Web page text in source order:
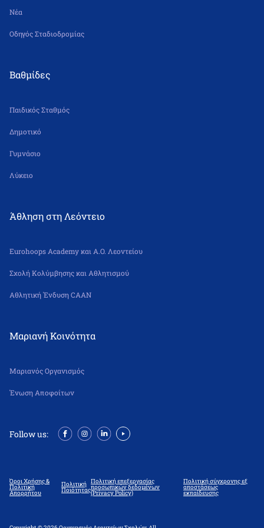
Νέα
Οδηγός Σταδιοδρομίας
Βαθμίδες
Παιδικός Σταθμός
Δημοτικό
Γυμνάσιο
Λύκειο
Άθληση στη Λεόντειο
Eurohoops Academy και Α.Ο. Λεοντείου
Σχολή Κολύμβησης και Αθλητισμού
Αθλητική Ένδυση CAAN
Μαριανή Κοινότητα
Μαριανός Οργανισμός
Ένωση Αποφοίτων
Follow us:
Όροι Χρήσης &
Πολιτική
Απορρήτου
Πολιτική
Ποιότητας
Πολιτική επεξεργασίας
προσωπικών δεδομένων
(Privacy Policy)
Πολιτική σύγχρονης εξ
αποστάσεως
εκπαίδευσης